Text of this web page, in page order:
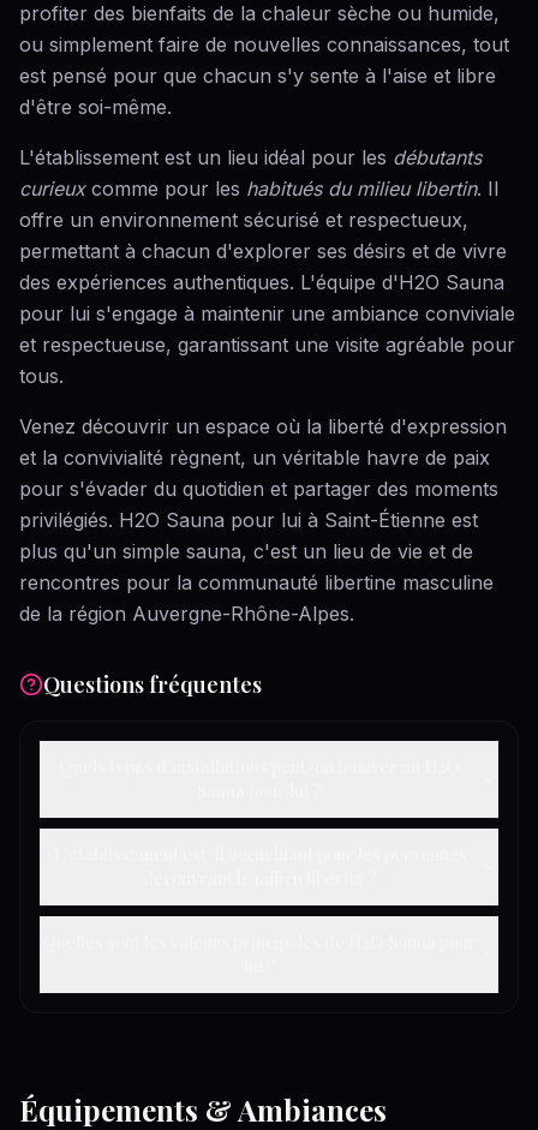
profiter des bienfaits de la chaleur sèche ou humide,
ou simplement faire de nouvelles connaissances, tout
est pensé pour que chacun s'y sente à l'aise et libre
d'être soi-même.
L'établissement est un lieu idéal pour les débutants
curieuxcomme pour les habitués du milieu libertin. Il
offre un environnement sécurisé et respectueux,
permettant à chacun d'explorer ses désirs et de vivre
des expériences authentiques. L'équipe d'H2O Sauna
pour lui s'engage à maintenir une ambiance conviviale
et respectueuse, garantissant une visite agréable pour
tous.
Venez découvrir un espace où la liberté d'expression
et la convivialité règnent, un véritable havre de paix
pour s'évader du quotidien et partager des moments
privilégiés. H2O Sauna pour lui à Saint-Étienne est
plus qu'un simple sauna, c'est un lieu de vie et de
rencontres pour la communauté libertine masculine
de la région Auvergne-Rhône-Alpes.
Questions fréquentes
Équipements & Ambiances